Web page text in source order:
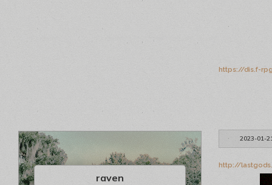
https://dis.f-
2023-01-
raven
http://